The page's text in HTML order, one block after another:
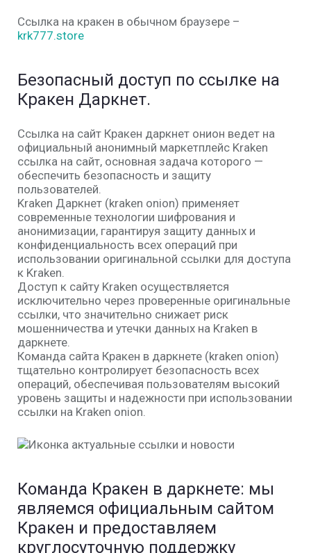
Ссылка на кракен в обычном браузере –
krk777.store
Безопасный доступ по ссылке на
Кракен Даркнет.
Ссылка на сайт Кракен даркнет онион ведет на
официальный анонимный маркетплейс Kraken
ссылка на сайт, основная задача которого —
обеспечить безопасность и защиту
пользователей.
Kraken Даркнет (kraken onion) применяет
современные технологии шифрования и
анонимизации, гарантируя защиту данных и
конфиденциальность всех операций при
использовании оригинальной ссылки для доступа
к Kraken.
Доступ к сайту Kraken осуществляется
исключительно через проверенные оригинальные
ссылки, что значительно снижает риск
мошенничества и утечки данных на Kraken в
даркнете.
Команда сайта Кракен в даркнете (kraken onion)
тщательно контролирует безопасность всех
операций, обеспечивая пользователям высокий
уровень защиты и надежности при использовании
ссылки на Kraken onion.
Команда Кракен в даркнете: мы
являемся официальным сайтом
Кракен и предоставляем
круглосуточную поддержку